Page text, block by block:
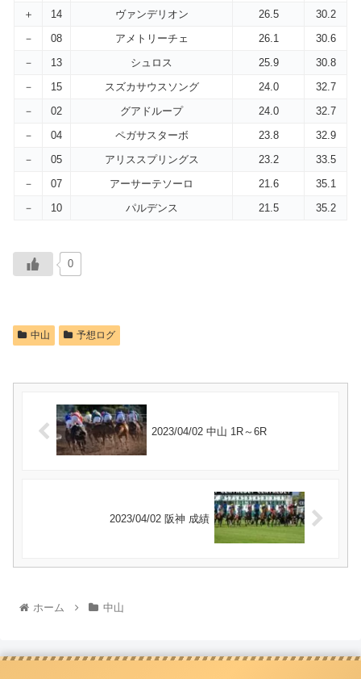
＋
14 ヴァンデリオン 26.5
30.2
－
08 アメトリーチェ 26.1
30.6
－
13 シュロス 25.9
30.8
－
15 スズカサウスソング 24.0
32.7
－
02 グアドループ 24.0
32.7
－
04 ペガサスターボ 23.8
32.9
－
05 アリススプリングス 23.2
33.5
－
07 アーサーテソーロ 21.6
35.1
－
10 パルデンス 21.5 35.2
0
中山 予想ログ
2023/04/02 中山 1R～6R
2023/04/02 阪神 成績
ホーム 中山